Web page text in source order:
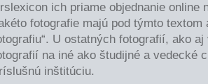
ich priame objednanie online
fotografie majú pod týmto
U ostatných fotografií, ako
na iné ako študijné a vedecké
inštitúciu.